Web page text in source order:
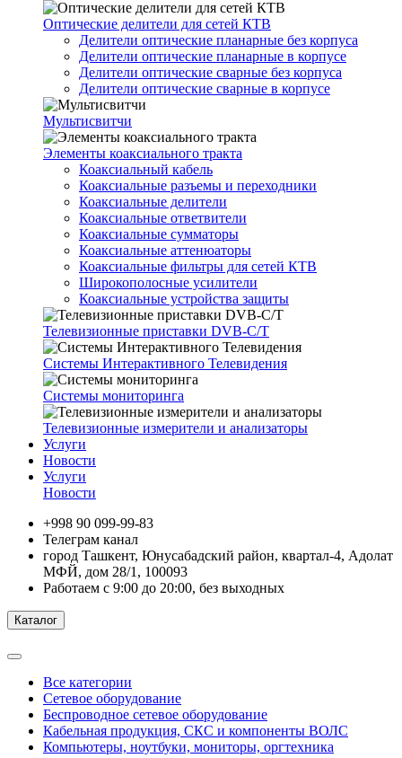
Оптические делители для сетей КТВ
Делители оптические планарные без корпуса
Делители оптические планарные в корпусе
Делители оптические сварные без корпуса
Делители оптические сварные в корпусе
Мультисвитчи
Элементы коаксиального тракта
Коаксиальный кабель
Коаксиальные разъемы и переходники
Коаксиальные делители
Коаксиальные ответвители
Коаксиальные сумматоры
Коаксиальные аттенюаторы
Коаксиальные фильтры для сетей КТВ
Широкополосные усилители
Коаксиальные устройства защиты
Телевизионные приставки DVB-C/T
Системы Интерактивного Телевидения
Системы мониторинга
Телевизионные измерители и анализаторы
Услуги
Новости
Услуги
Новости
+998 90 099-99-83
Телеграм канал
город Ташкент, Юнусабадский район, квартал-4, Адолат
МФЙ, дом 28/1, 100093
Работаем с 9:00 до 20:00, без выходных
Каталог
Все категории
Сетевое оборудование
Беспроводное сетевое оборудование
Кабельная продукция, СКС и компоненты ВОЛС
Компьютеры, ноутбуки, мониторы, оргтехника